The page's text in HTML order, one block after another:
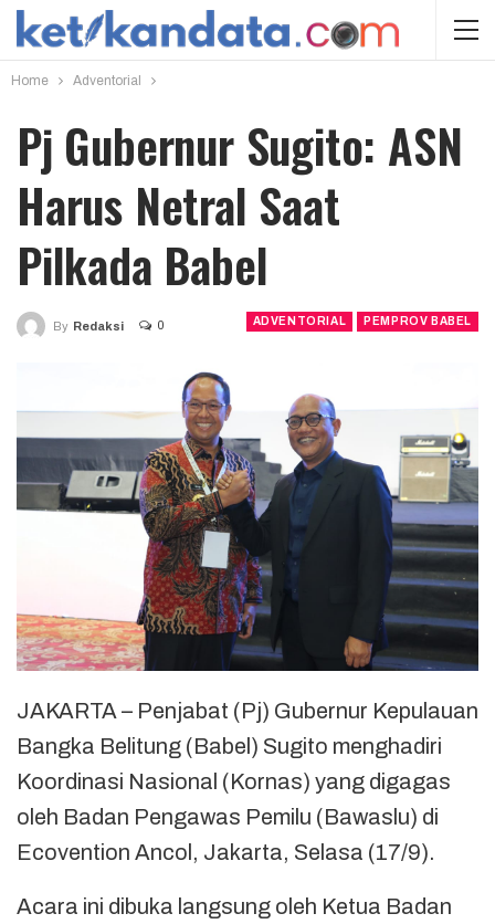
Home Adventorial
Pj Gubernur Sugito: ASN
Harus Netral Saat
Pilkada Babel
ADVENTORIAL PEMPROV BABEL
By Redaksi 0
JAKARTA – Penjabat (Pj) Gubernur Kepulauan
Bangka Belitung (Babel) Sugito menghadiri
Koordinasi Nasional (Kornas) yang digagas
oleh Badan Pengawas Pemilu (Bawaslu) di
Ecovention Ancol, Jakarta, Selasa (17/9).
Acara ini dibuka langsung oleh Ketua Badan